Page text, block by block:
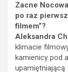
Zacne
po raz
filmem”?
Aleksandra
klimacie
kamienicy pod